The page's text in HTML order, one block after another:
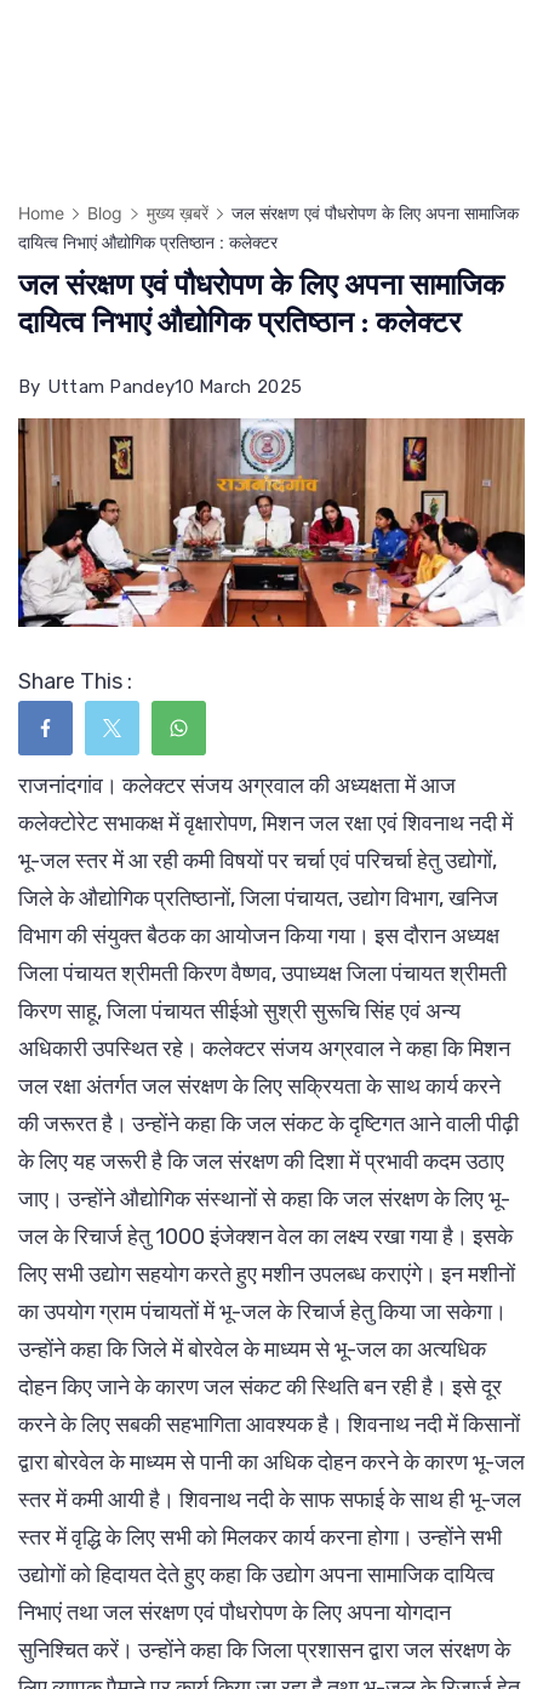
Home Blog मुख्य ख़बरें
जल संरक्षण एवं पौधरोपण के लिए अपना सामाजिक
दायित्व निभाएं औद्योगिक प्रतिष्ठान : कलेक्टर
जल संरक्षण एवं पौधरोपण के लिए अपना सामाजिक
दायित्व निभाएं औद्योगिक प्रतिष्ठान : कलेक्टर
By Uttam Pandey10 March 2025
Share This :
राजनांदगांव। कलेक्टर संजय अग्रवाल की अध्यक्षता में आज
कलेक्टोरेट सभाकक्ष में वृक्षारोपण, मिशन जल रक्षा एवं शिवनाथ नदी में
भू-जल स्तर में आ रही कमी विषयों पर चर्चा एवं परिचर्चा हेतु उद्योगों,
जिले के औद्योगिक प्रतिष्ठानों, जिला पंचायत, उद्योग विभाग, खनिज
विभाग की संयुक्त बैठक का आयोजन किया गया। इस दौरान अध्यक्ष
जिला पंचायत श्रीमती किरण वैष्णव, उपाध्यक्ष जिला पंचायत श्रीमती
किरण साहू, जिला पंचायत सीईओ सुश्री सुरूचि सिंह एवं अन्य
अधिकारी उपस्थित रहे। कलेक्टर संजय अग्रवाल ने कहा कि मिशन
जल रक्षा अंतर्गत जल संरक्षण के लिए सक्रियता के साथ कार्य करने
की जरूरत है। उन्होंने कहा कि जल संकट के दृष्टिगत आने वाली पीढ़ी
के लिए यह जरूरी है कि जल संरक्षण की दिशा में प्रभावी कदम उठाए
जाए। उन्होंने औद्योगिक संस्थानों से कहा कि जल संरक्षण के लिए भू-
जल के रिचार्ज हेतु 1000 इंजेक्शन वेल का लक्ष्य रखा गया है। इसके
लिए सभी उद्योग सहयोग करते हुए मशीन उपलब्ध कराएंगे। इन मशीनों
का उपयोग ग्राम पंचायतों में भू-जल के रिचार्ज हेतु किया जा सकेगा।
उन्होंने कहा कि जिले में बोरवेल के माध्यम से भू-जल का अत्यधिक
दोहन किए जाने के कारण जल संकट की स्थिति बन रही है। इसे दूर
करने के लिए सबकी सहभागिता आवश्यक है। शिवनाथ नदी में किसानों
द्वारा बोरवेल के माध्यम से पानी का अधिक दोहन करने के कारण भू-जल
स्तर में कमी आयी है। शिवनाथ नदी के साफ सफाई के साथ ही भू-जल
स्तर में वृद्धि के लिए सभी को मिलकर कार्य करना होगा। उन्होंने सभी
उद्योगों को हिदायत देते हुए कहा कि उद्योग अपना सामाजिक दायित्व
निभाएं तथा जल संरक्षण एवं पौधरोपण के लिए अपना योगदान
सुनिश्चित करें। उन्होंने कहा कि जिला प्रशासन द्वारा जल संरक्षण के